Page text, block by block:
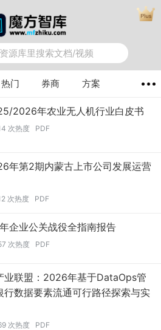
源库里搜索文档/视频
热门 券商 方案
2026年农业无人机行业白皮书
次热度 PDF
年第2期内蒙古上市公司发展运营
次热度 PDF
企业公关战役全指南报告
次热度 PDF
业联盟：2026年基于DataOps管
行数据要素流通可行路径探索与实
次热度 PDF